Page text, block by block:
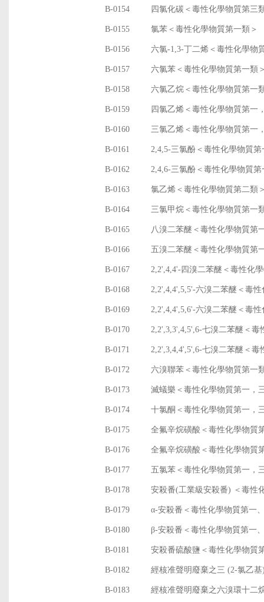
B-0154 四氯化碳＜毒性化學物質第三
B-0155 氯苯＜毒性化學物質第一類＞
B-0156 六氯-1,3-丁二烯＜毒性化學物
B-0157 六氯苯＜毒性化學物質第一類
B-0158 六氯乙烷＜毒性化學物質第一
B-0159 四氯乙烯＜毒性化學物質第一
B-0160 三氯乙烯＜毒性化學物質第一
B-0161 2,4,5-三氯酚＜毒性化學物質第
B-0162 2,4,6-三氯酚＜毒性化學物質第
B-0163 氯乙烯＜毒性化學物質第二類
B-0164 三氯甲烷＜毒性化學物質第一
B-0165 八溴二苯醚＜毒性化學物質第
B-0166 五溴二苯醚＜毒性化學物質第
B-0167 2,2',4,4'-四溴二苯醚＜毒性化
B-0168 2,2',4,4',5,5'-六溴二苯醚＜毒
B-0169 2,2',4,4',5,6'-六溴二苯醚＜毒
B-0170 2,2',3,3',4,5',6-七溴二苯醚＜毒
B-0171 2,2',3,4,4',5',6-七溴二苯醚＜毒
B-0172 六溴聯苯＜毒性化學物質第一
B-0173 滅蟻樂＜毒性化學物質第一，
B-0174 十氯酮＜毒性化學物質第一，
B-0175 全氟辛烷磺酸＜毒性化學物質
B-0176 全氟辛烷磺酸＜毒性化學物質
B-0177 五氯苯＜毒性化學物質第一，
B-0178 安殺番(工業級安殺番) ＜毒性
B-0179 α-安殺番＜毒性化學物質第一
B-0180 β-安殺番＜毒性化學物質第一
B-0181 安殺番硫酸鹽＜毒性化學物質
B-0182 經核准聲明廢棄之三 (2-氯乙
B-0183 經核准聲明廢棄之六溴環十二